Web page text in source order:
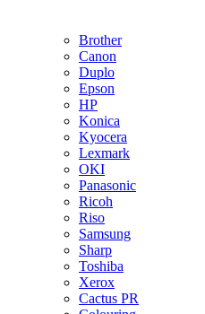
Brother
Canon
Duplo
Epson
HP
Konica
Kyocera
Lexmark
OKI
Panasonic
Ricoh
Riso
Samsung
Sharp
Toshiba
Xerox
Cactus PR